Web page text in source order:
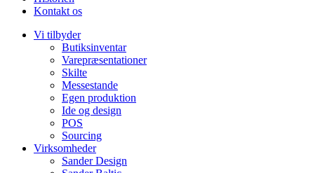
Kontakt os
Vi tilbyder
Butiksinventar
Varepræsentationer
Skilte
Messestande
Egen produktion
Ide og design
POS
Sourcing
Virksomheder
Sander Design